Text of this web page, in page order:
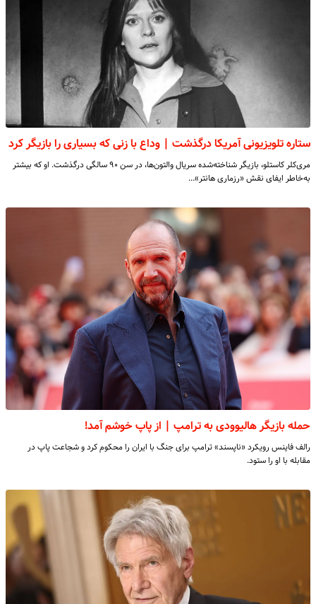
ستاره تلویزیونی آمریکا درگذشت | وداع با زنی که بسیاری را بازیگر کرد
مری‌کلر کاستلو، بازیگر شناخته‌شده سریال والتون‌ها، در سن ۹۰ سالگی درگذشت. او که بیشتر
به‌خاطر ایفای نقش «رزماری هانتر»…
حمله بازیگر هالیوودی به ترامپ | از پاپ خوشم آمد!
رالف فاینس رویکرد «ناپسند» ترامپ برای جنگ با ایران را محکوم کرد و شجاعت پاپ در
مقابله با او را ستود.